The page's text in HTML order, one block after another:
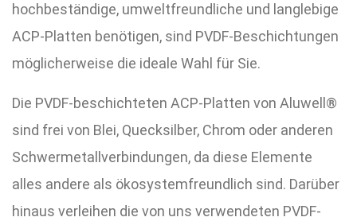
hochbeständige, umweltfreundliche und langlebige
ACP-Platten benötigen, sind PVDF-Beschichtungen
möglicherweise die ideale Wahl für Sie.
Die PVDF-beschichteten ACP-Platten von Aluwell®
sind frei von Blei, Quecksilber, Chrom oder anderen
Schwermetallverbindungen, da diese Elemente
alles andere als ökosystemfreundlich sind. Darüber
hinaus verleihen die von uns verwendeten PVDF-